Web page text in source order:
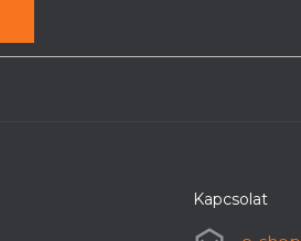
Kapcsolat